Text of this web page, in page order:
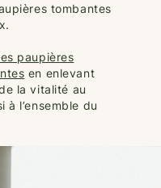
tombantes
paupières
en enlevant
la vitalité au
à l’ensemble du